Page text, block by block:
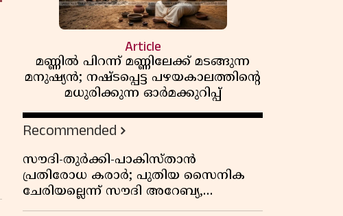
Article
മണ്ണിൽ പിറന്ന് മണ്ണിലേക്ക് മടങ്ങുന്ന
മനുഷ്യൻ; നഷ്ടപ്പെട്ട പഴയകാലത്തിൻ്റെ
മധുരിക്കുന്ന ഓർമക്കുറിപ്പ്
Recommended
സൗദി-തുർക്കി-പാകിസ്താൻ
പ്രതിരോധ കരാർ; പുതിയ സൈനിക
ചേരിയല്ലെന്ന് സൗദി അറേബ്യ,
വിമർശനവുമായി ഇറാൻ